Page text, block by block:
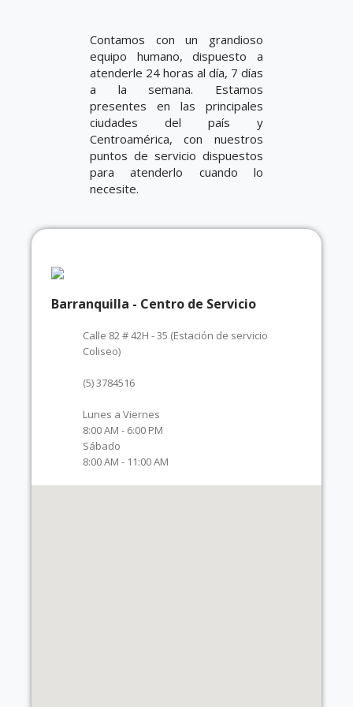
Contamos con un grandioso
equipo humano, dispuesto a
atenderle 24 horas al día, 7 días
a la semana. Estamos
presentes en las principales
ciudades del país y
Centroamérica, con nuestros
puntos de servicio dispuestos
para atenderlo cuando lo
necesite.
Barranquilla - Centro de Servicio
Calle 82 # 42H - 35 (Estación de servicio
Coliseo)
(5) 3784516
Lunes a Viernes
8:00 AM - 6:00 PM
Sábado
8:00 AM - 11:00 AM